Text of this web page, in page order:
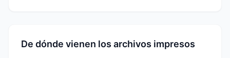
De dónde vienen los archivos impresos